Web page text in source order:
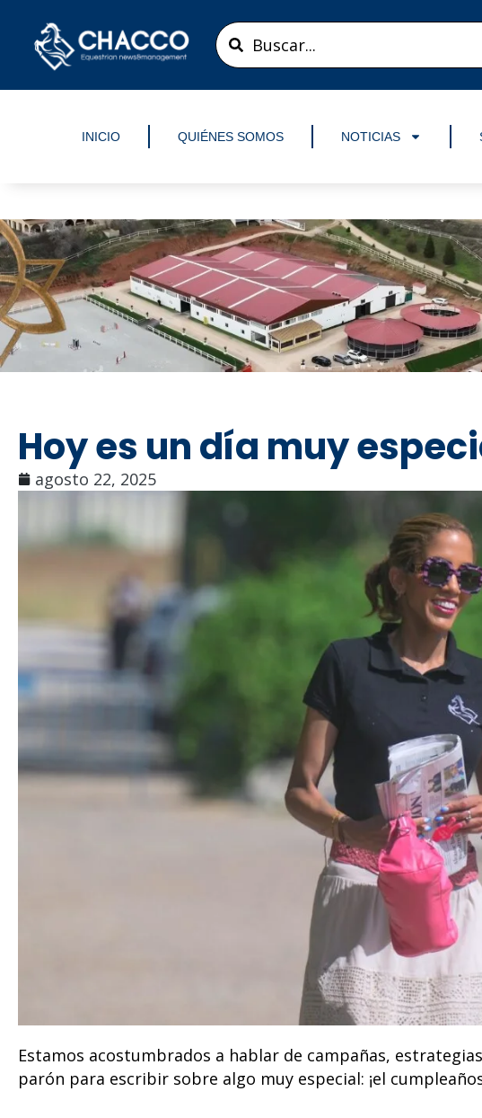
contenido
Search
...
INICIO QUIÉNES SOMOS NOTICIAS
Hoy es un día muy
agosto 22, 2025
Estamos acostumbrados a hablar de campañas,
parón para escribir sobre algo muy especial: ¡el